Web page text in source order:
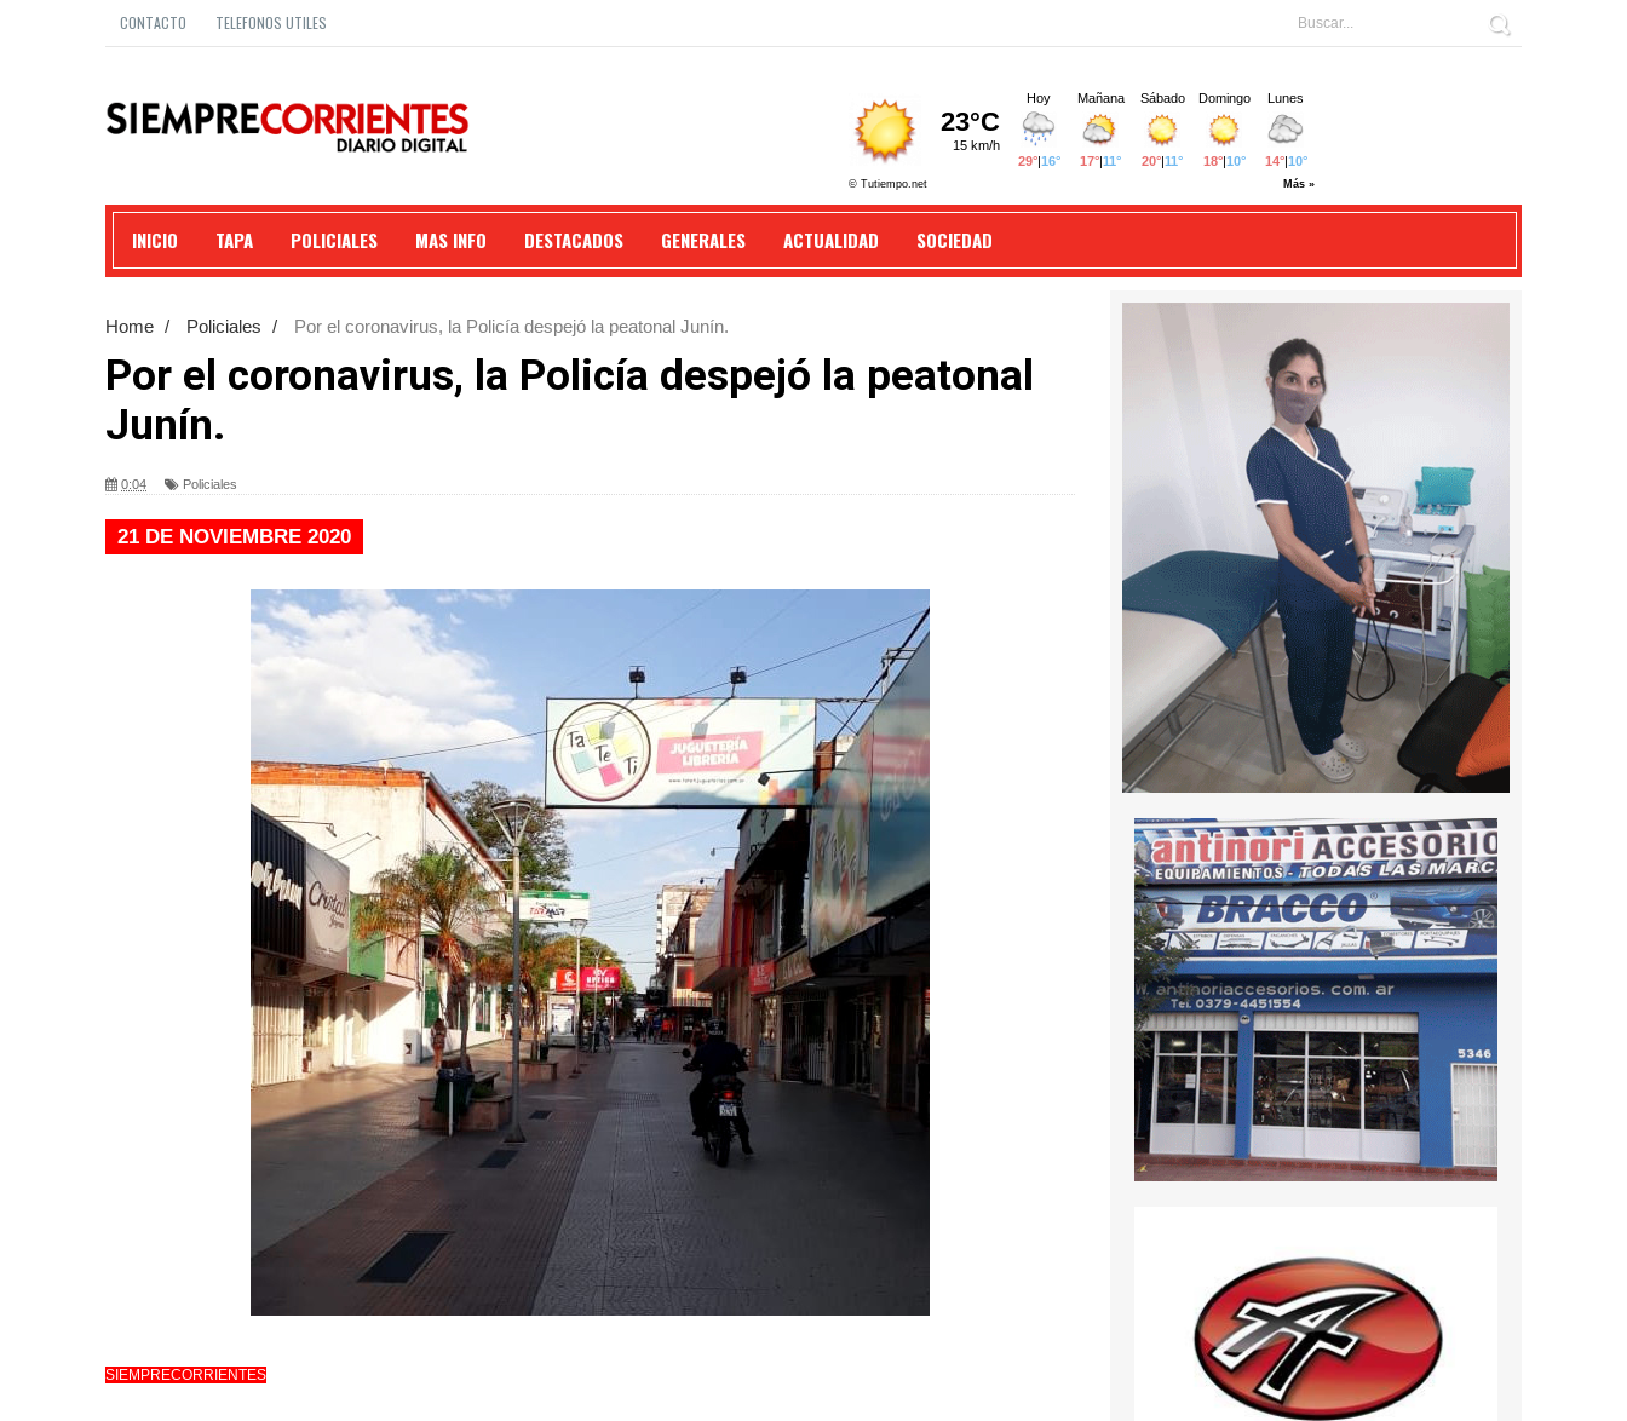
CONTACTO TELEFONOS UTILES
INICIO TAPA POLICIALES MAS INFO DESTACADOS GENERALES ACTUALIDAD SOCIEDAD
Home / Policiales / Por el coronavirus, la Policía despejó la peatonal Junín.
Por el coronavirus, la Policía despejó la peatonal
Junín.
0:04 Policiales
21 DE NOVIEMBRE 2020
SIEMPRECORRIENTES